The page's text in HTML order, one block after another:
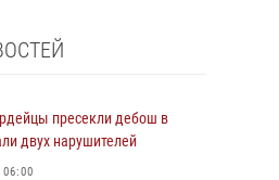
пресекли дебош в
двух нарушителей
06:00